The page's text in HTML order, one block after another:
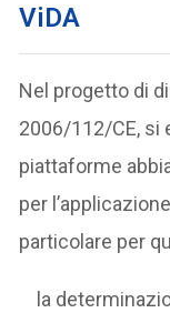
ViDA
Nel progetto di
2006/112/CE, si
piattaforme
per
particolare per
la